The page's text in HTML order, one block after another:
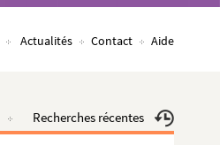
Actualités Contact Aide
Recherches récentes